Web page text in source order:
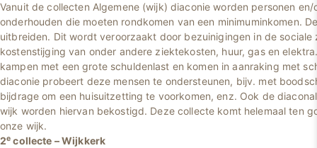
Vanuit de collecten Algemene (wijk) diaconie worden personen
onderhouden die moeten rondkomen van een minimuminkomen.
uitbreiden. Dit wordt veroorzaakt door bezuinigingen in de sociale
kostenstijging van onder andere ziektekosten, huur, gas en
kampen met een grote schuldenlast en komen in aanraking met
diaconie probeert deze mensen te ondersteunen, bijv. met
bijdrage om een huisuitzetting te voorkomen, enz. Ook de
wijk worden hiervan bekostigd. Deze collecte komt helemaal ten
onze wijk.
2e collecte – Wijkkerk